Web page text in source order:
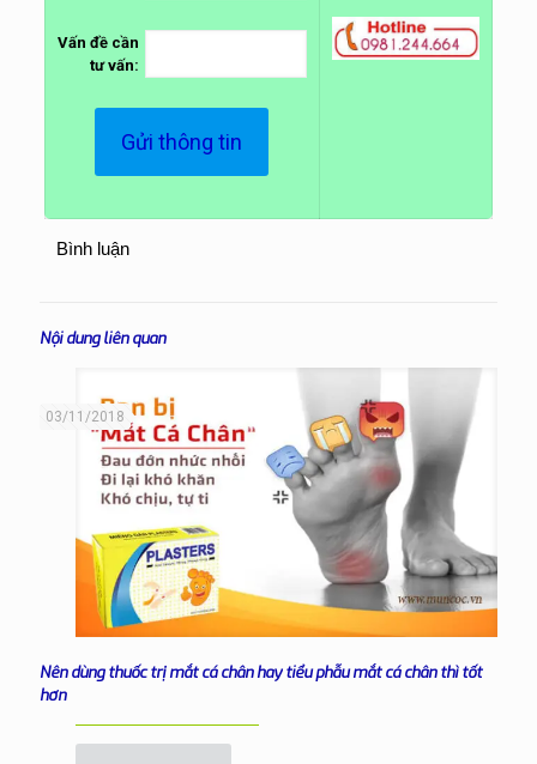
Vấn đề cần
tư vấn:
Bình luận
Nội dung liên quan
03/11/2018
Nên dùng thuốc trị mắt cá chân hay tiểu phẫu mắt cá chân thì tốt
hơn